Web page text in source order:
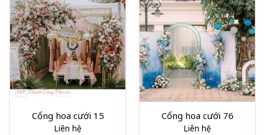
Cổng hoa cưới 15
Liên hệ
Cổng hoa cưới 76
Liên hệ